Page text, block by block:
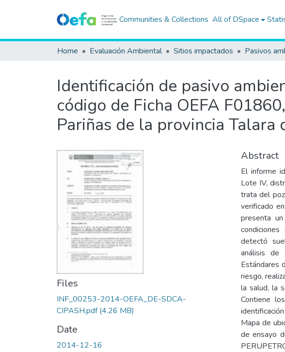
Communities & Collections All of DSpace
Home Evaluación Ambiental Sitios impactados Pasivos
Identificación de pasivo
código de Ficha OEFA
Pariñas de la provincia
Files
INF_00253-2014-OEFA_DE-SDCA-
CIPASH.pdf(4.26 MB)
Date
2014-12-16
Abstract
El informe
Lote IV,
trata del
verificado
presenta
detectó
análisis
Estándares
riesgo,
la salud, la
Contiene
Mapa de
de ensayo